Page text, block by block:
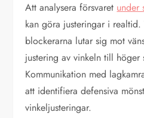
Att analysera försvaret under
kan göra justeringar i
blockerarna lutar sig mot
justering av vinkeln till
Kommunikation med
att identifiera defensiva
vinkeljusteringar.